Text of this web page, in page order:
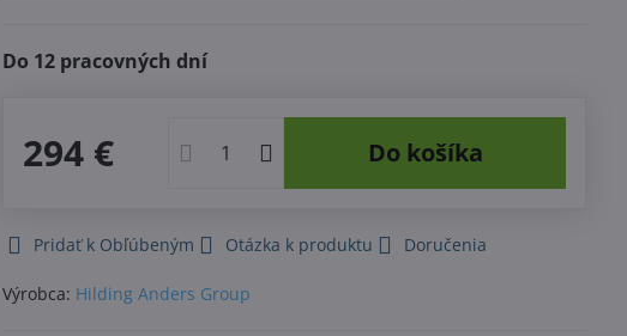
Do 12 pracovných dní
294 € Do košíka
Pridať k Obľúbeným Otázka k produktu Doručenia
Výrobca: Hilding Anders Group